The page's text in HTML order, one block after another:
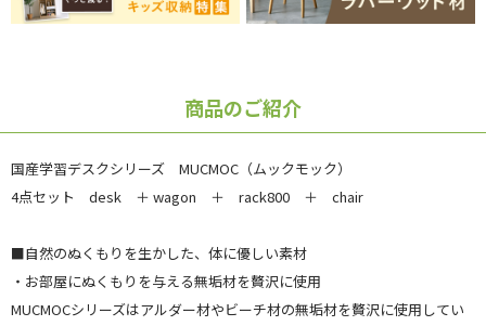
商品のご紹介
国産学習デスクシリーズ MUCMOC（ムックモック）
4点セット desk ＋ wagon ＋ rack800 ＋ chair
■自然のぬくもりを生かした、体に優しい素材
・お部屋にぬくもりを与える無垢材を贅沢に使用
MUCMOCシリーズはアルダー材やビーチ材の無垢材を贅沢に使用してい